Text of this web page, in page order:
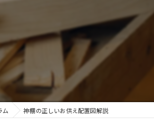
り
パクト
ム 神棚の正しいお供え配置図解説